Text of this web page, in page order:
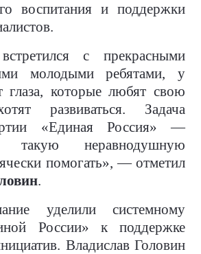
воспитания и поддержки
с прекрасными
молодыми ребятами, у
глаза, которые любят свою
развиваться. Задача
«Единая Россия» —
такую неравнодушную
помогать», — отметил
.
уделили системному
России» к поддержке
Владислав Головин